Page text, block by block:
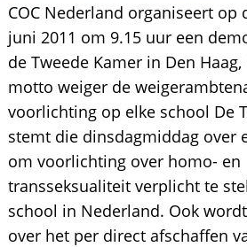
COC Nederland organiseert op
juni 2011 om 9.15 uur een
de Tweede Kamer in Den
motto weiger de
voorlichting op elke school De
stemt die dinsdagmiddag over
om voorlichting over homo- en
transseksualiteit verplicht te
school in Nederland. Ook
over het per direct afschaffen